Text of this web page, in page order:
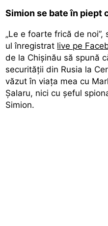
Simion se bate în piept
„Le e foarte frică de
ul înregistrat live pe
de la Chișinău să spună
securității din Rusia la
văzut în viața mea cu
Șalaru, nici cu șeful
Simion.